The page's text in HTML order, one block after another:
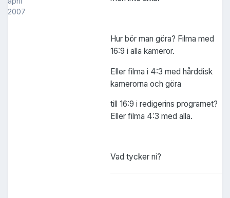
2007
Hur bör man göra? Filma med
16:9 i alla kameror.
Eller filma i 4:3 med hårddisk
kamerorna och göra
till 16:9 i redigerins programet?
Eller filma 4:3 med alla.
Vad tycker ni?